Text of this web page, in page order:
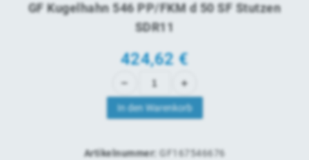
GF Kugelhahn 546 PP/FKM d 50 SF Stutzen
SDR11
424,62€
In den Warenkorb
Artikelnummer:
GF167546676